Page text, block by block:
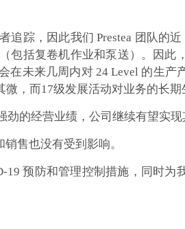
踪，因此我们 Prestea 团队的
包括复卷机作业和泵送）。因此
未来几周内对 24 Level 的生产
，而17级发展活动对业务的长期
的经营业绩，公司继续有望实现
售也没有受到影响。
预防和管理控制措施，同时为